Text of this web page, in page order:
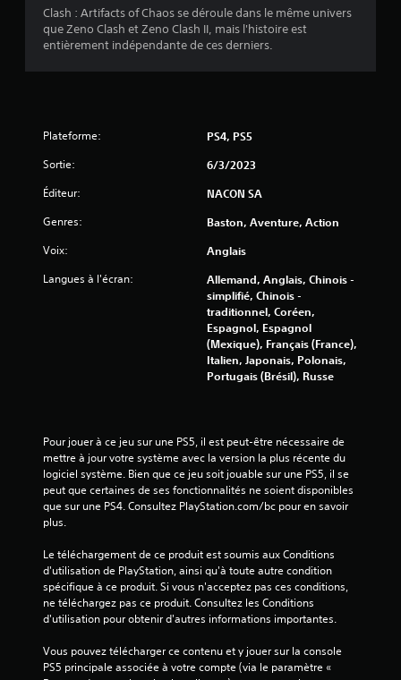
a
Clash : Artifacts of Chaos se déroule dans le même univers
que Zeno Clash et Zeno Clash II, mais l'histoire est
entièrement indépendante de ces derniers.
Plateforme: PS4, PS5
Sortie: 6/3/2023
Éditeur: NACON SA
Genres: Baston, Aventure, Action
Voix: Anglais
Langues à l'écran:
Allemand, Anglais, Chinois -
simplifié, Chinois -
traditionnel, Coréen,
Espagnol, Espagnol
(Mexique), Français (France),
Italien, Japonais, Polonais,
Portugais (Brésil), Russe
Pour jouer à ce jeu sur une PS5, il est peut-être nécessaire de
mettre à jour votre système avec la version la plus récente du
logiciel système. Bien que ce jeu soit jouable sur une PS5, il se
peut que certaines de ses fonctionnalités ne soient disponibles
que sur une PS4. Consultez PlayStation.com/bc pour en savoir
plus.
Le téléchargement de ce produit est soumis aux Conditions
d'utilisation de PlayStation, ainsi qu'à toute autre condition
spécifique à ce produit. Si vous n'acceptez pas ces conditions,
ne téléchargez pas ce produit. Consultez les Conditions
d'utilisation pour obtenir d'autres informations importantes.
Vous pouvez télécharger ce contenu et y jouer sur la console
PS5 principale associée à votre compte (via le paramètre «